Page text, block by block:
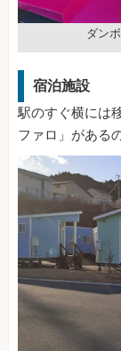
ダン
宿泊施設
駅のすぐ横には
ファロ」がある